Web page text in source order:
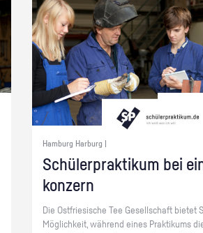
Hamburg Harburg |
Schü­ler­prak­ti­kum bei
kon­zern
Die Ost­frie­si­sche Tee Ge­sell­schaft bie­tet
Mög­lich­keit, wäh­rend eines Prak­ti­kums